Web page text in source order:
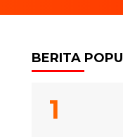
BERITA